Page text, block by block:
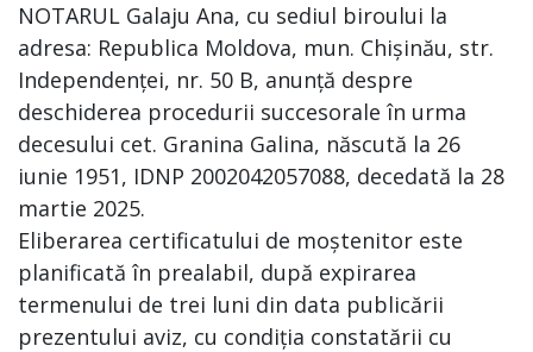
NOTARUL Galaju Ana, cu sediul biroului la
adresa: Republica Moldova, mun. Chișinău, str.
Independenței, nr. 50 B, anunță despre
deschiderea procedurii succesorale în urma
decesului cet. Granina Galina, născută la 26
iunie 1951, IDNP 2002042057088, decedată la 28
martie 2025.
Eliberarea certificatului de moștenitor este
planificată în prealabil, după expirarea
termenului de trei luni din data publicării
prezentului aviz, cu condiția constatării cu